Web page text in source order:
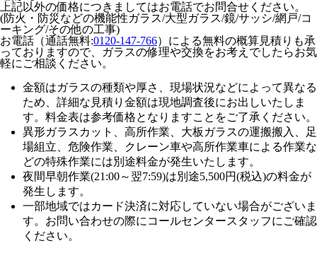
上記以外の価格につきましてはお電話でお問合せください。
(防火・防災などの機能性ガラス/大型ガラス/鏡/サッシ/網戸/コ
ーキング/その他の工事)
お電話（通話無料:0120-147-766）による無料の概算見積りも承
っておりますので、ガラスの修理や交換をお考えでしたらお気
軽にご相談ください。
金額はガラスの種類や厚さ、現場状況などによって異なる
ため、 詳細な見積り金額は現地調査後にお出しいたしま
す。 料金表は参考価格となりますことをご了承ください。
異形ガラスカット、高所作業、大板ガラスの運搬搬入、足
場組立、危険作業、クレーン車や高所作業車による作業な
どの特殊作業には別途料金が発生いたします。
夜間早朝作業(21:00～翌7:59)は別途5,500円(税込)の料金が
発生します。
一部地域ではカード決済に対応していない場合がございま
す。お問い合わせの際にコールセンタースタッフにご確認
ください。